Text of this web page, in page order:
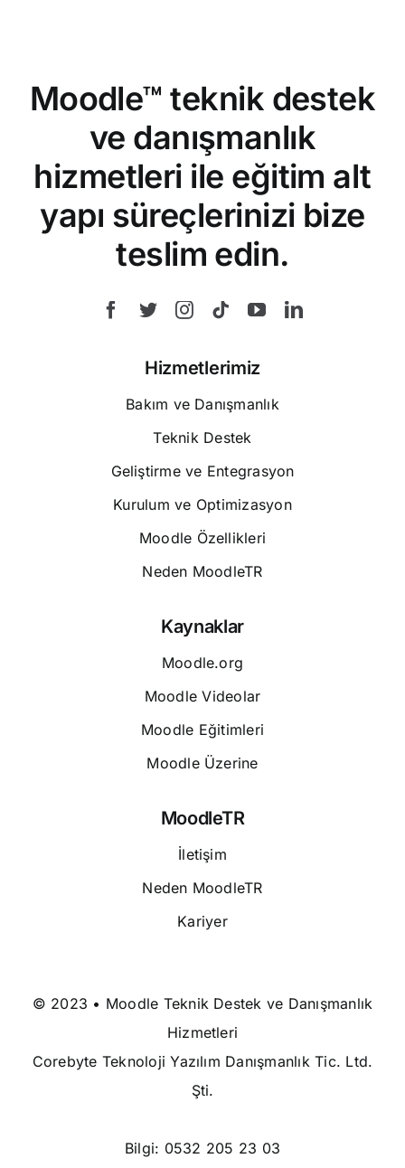
Moodle™ teknik destek
ve danışmanlık
hizmetleri ile eğitim alt
yapı süreçlerinizi bize
teslim edin.
Hizmetlerimiz
Bakım ve Danışmanlık
Teknik Destek
Geliştirme ve Entegrasyon
Kurulum ve Optimizasyon
Moodle Özellikleri
Neden MoodleTR
Kaynaklar
Moodle.org
Moodle Videolar
Moodle Eğitimleri
Moodle Üzerine
MoodleTR
İletişim
Neden MoodleTR
Kariyer
© 2023 • Moodle Teknik Destek ve Danışmanlık
Hizmetleri
Corebyte Teknoloji Yazılım Danışmanlık Tic. Ltd.
Şti.
Bilgi: 0532 205 23 03